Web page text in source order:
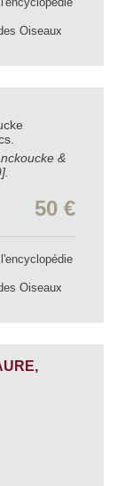
Oiseaux
&
50 €
Oiseaux